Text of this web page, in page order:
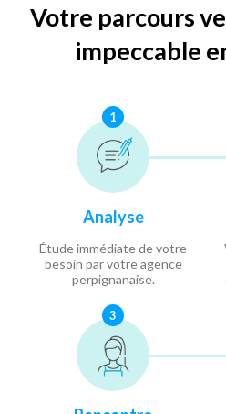
Votre parcours
impeccable
1
Analyse
Étude immédiate de votre
besoin par votre agence
perpignanaise.
3